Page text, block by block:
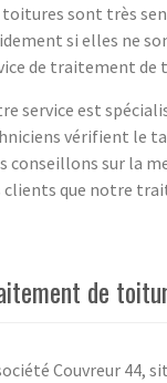
toitures sont très
si elles ne
de traitement de
service est
vérifient le
conseillons sur la
clients que notre
de
Couvreur 44,